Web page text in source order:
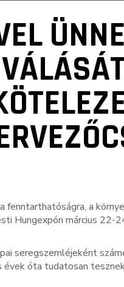
fenntarthatóságra, a
Hungexpón március
seregszemléjeként
óta tudatosan